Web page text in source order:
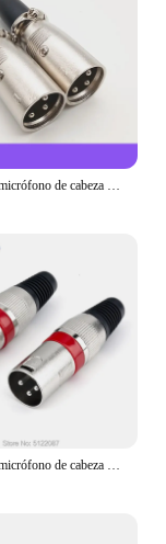
Conector de micrófono de cabeza XLR, grifo de estilo japonés J3P Canon, cabezal de tres núcleos equilibrado de 3 núcleos, cabeza macho y hembra Canon, 1 par
Conector de micrófono de cabeza XLR, 3 núcleos, Canon, enchufe equilibrado, Canon, chapado en oro, negro, macho, hembra, 2 uds.